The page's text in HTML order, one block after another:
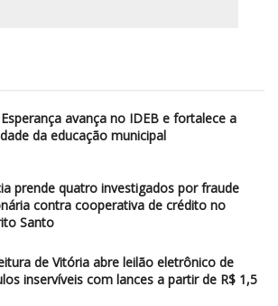
avança no IDEB e fortalece a
da educação municipal
prende quatro investigados por fraude
contra cooperativa de crédito no
Santo
de Vitória abre leilão eletrônico de
inservíveis com lances a partir de R$ 1,5